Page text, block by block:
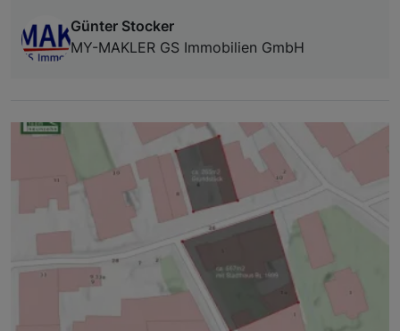
Günter Stocker
MY-MAKLER GS Immobilien GmbH